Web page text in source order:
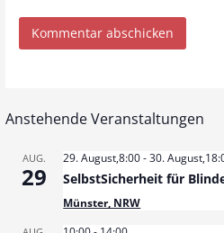
Anstehende Veranstaltungen
AUG.
29
29. August,8:00-30.
SelbstSicherheit für
Münster, NRW